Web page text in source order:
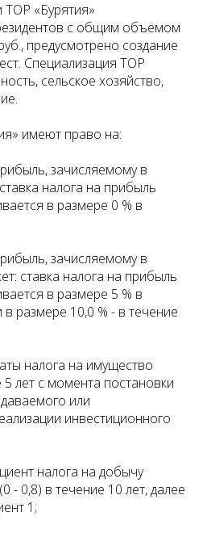
ТОР «Бурятия»
с общим объёмом
предусмотрено создание
Специализация ТОР
сельское хозяйство,
имеют право на:
зачисляемому в
налога на прибыль
в размере 0 % в
зачисляемому в
ставка налога на прибыль
в размере 5 % в
размере 10,0 % - в течение
налога на имущество
лет с момента постановки
или
инвестиционного
налога на добычу
- 0,8) в течение 10 лет, далее
1;